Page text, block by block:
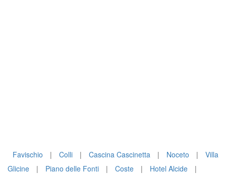
Favischio | Colli | Cascina Cascinetta | Noceto |
Villa
Glicine
| Piano delle Fonti | Coste | Hotel Alcide
|